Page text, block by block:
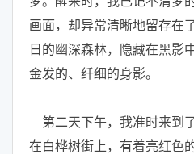
画面，却异常清晰地留存在
日的幽深森林，隐藏在黑影
金发的、纤细的身影。
第二天下午，我准时来到
在白桦树街上，有着亮红色